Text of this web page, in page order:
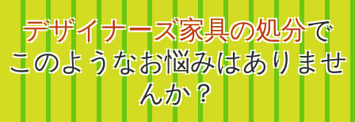
デザイナーズ家具の処分で
このようなお悩みはありませ
んか？